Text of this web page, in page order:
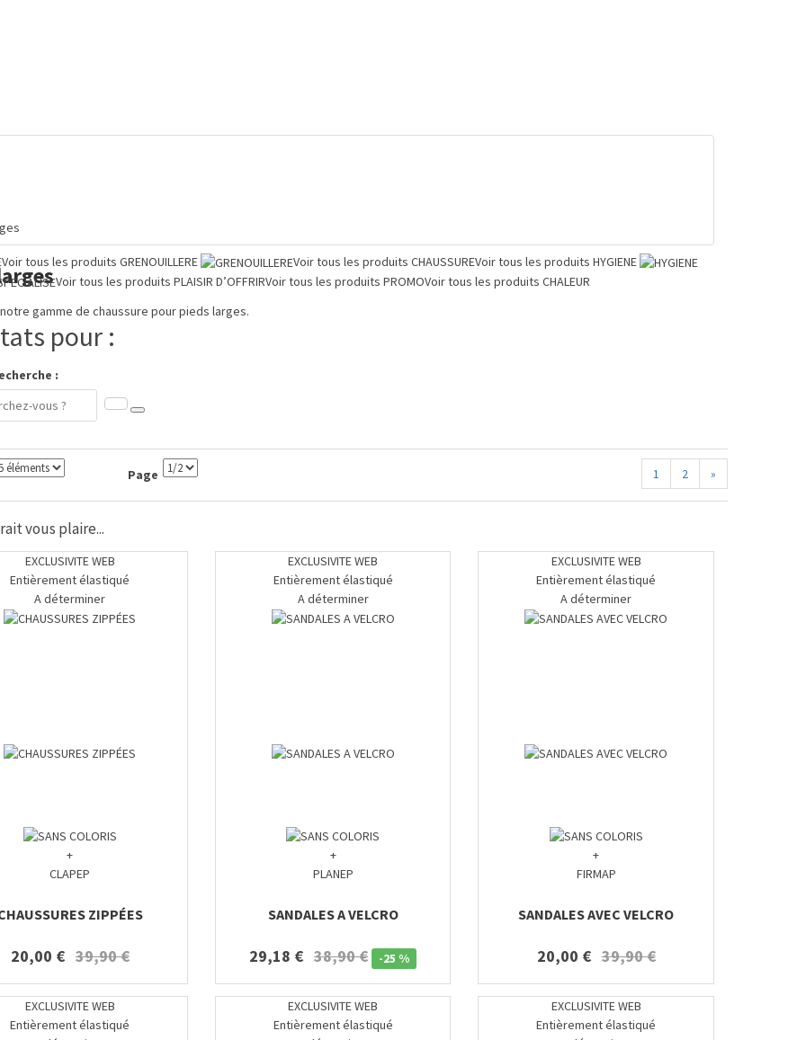
Voir tous les produits GRENOUILLERE Voir tous les produits CHAUSSUREVoir tous les produits HYGIENE
Voir tous les produits PLAISIR D’OFFRIRVoir tous les produits PROMOVoir tous les produits CHALEUR
gamme de chaussure pour pieds larges.
pour :
:
Page 1 2 »
vous plaire...
EXCLUSIVITE WEB
Entièrement élastiqué
A déterminer
+
CLAPEP
ZIPPÉES
20,00 € 39,90 €
EXCLUSIVITE WEB
Entièrement élastiqué
A déterminer
+
PLANEP
SANDALES A VELCRO
29,18 € 38,90 € -25 %
EXCLUSIVITE WEB
Entièrement élastiqué
A déterminer
+
FIRMAP
SANDALES AVEC VELCRO
20,00 € 39,90 €
EXCLUSIVITE WEB
Entièrement élastiqué
EXCLUSIVITE WEB
Entièrement élastiqué
EXCLUSIVITE WEB
Entièrement élastiqué